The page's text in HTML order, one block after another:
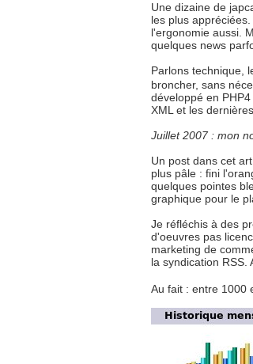
Une dizaine de
les plus
l'ergonomie aussi.
quelques news
Parlons technique,
broncher, sans
développé en
XML et les
Juillet 2007 : mon
Un post dans cet
plus pâle : fini
quelques pointes
graphique pour le
Je réfléchis à des
d'oeuvres pas
marketing de
la syndication RSS.
Au fait : entre 1000